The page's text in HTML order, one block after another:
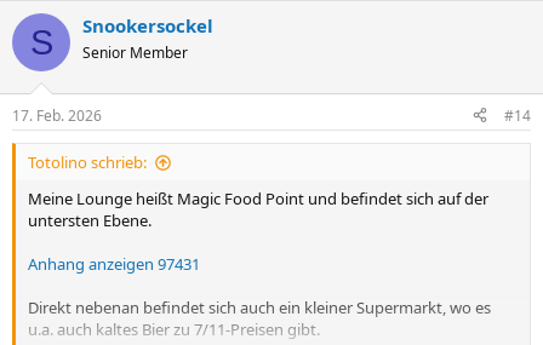
k
i
e
n
S Snookersockel
Senior Member
17. Feb. 2026 #14
Totolino schrieb:
Meine Lounge heißt Magic Food Point und befindet sich auf der
untersten Ebene.
Anhang anzeigen 97431
Direkt nebenan befindet sich auch ein kleiner Supermarkt, wo es
u.a. auch kaltes Bier zu 7/11-Preisen gibt.